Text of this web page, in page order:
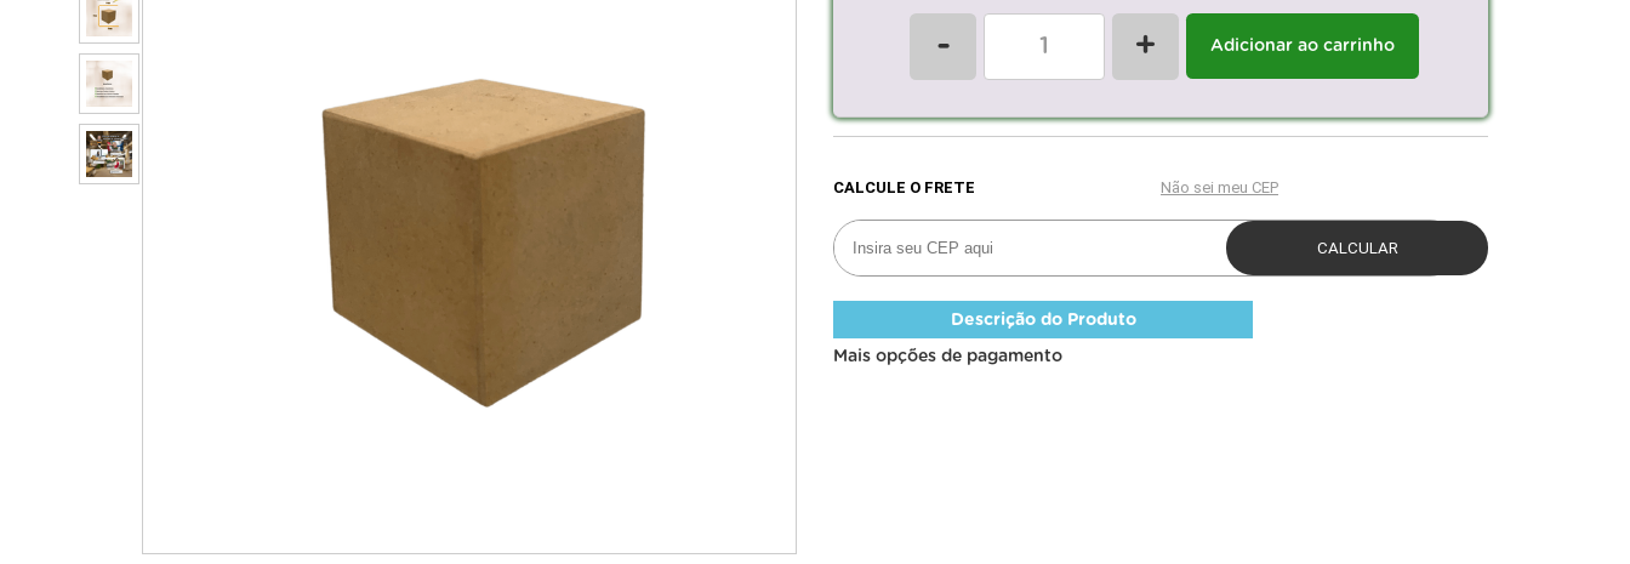
- + Adicionar ao carrinho
Descrição do Produto
Mais opções de pagamento